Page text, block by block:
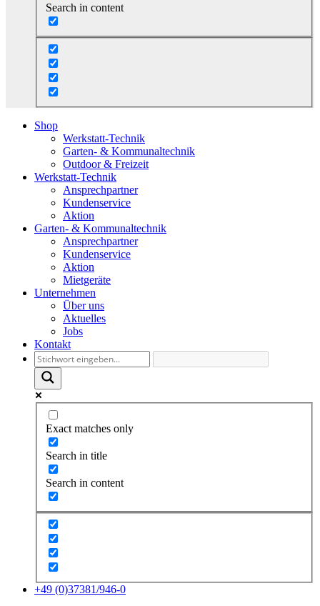
Search in content
Shop
Werkstatt-Technik
Garten- & Kommunaltechnik
Outdoor & Freizeit
Werkstatt-Technik
Ansprechpartner
Kundenservice
Aktion
Garten- & Kommunaltechnik
Ansprechpartner
Kundenservice
Aktion
Mietgeräte
Unternehmen
Über uns
Aktuelles
Jobs
Kontakt
Exact matches only
Search in title
Search in content
+49 (0)37381/946-0